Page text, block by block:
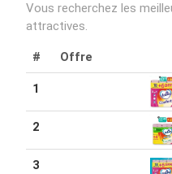
Vous recherchez les
attractives.
# Offre
1
2
3